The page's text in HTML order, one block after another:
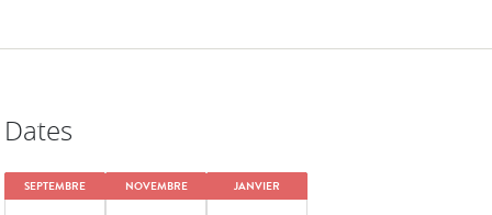
Dates
SEPTEMBRE NOVEMBRE JANVIER